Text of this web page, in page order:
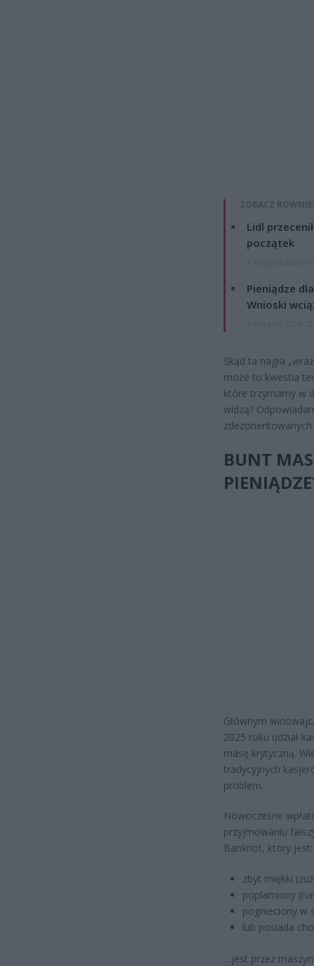
ZOBACZ
Lidl
początek
Pieniądze
Wnioski
Skąd ta nagła
może to kwestia
które trzymamy w
widzą?
BUNT
Głównym
2025 roku udział
masę krytyczną.
tradycyjnych
problem.
Nowoczesne
przyjmowaniu
Banknot, który jest:
zbyt miękki
poplamiony
pognieciony w
lub posiada
…jest przez